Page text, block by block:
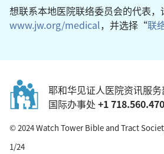
想联系本地医院联络委员会的代表，
www.jw.org/medical，并选择“联
耶和华见证人医院资讯服务
国际办事处 +1
© 2024 Watch Tower Bible and Tract
1/24